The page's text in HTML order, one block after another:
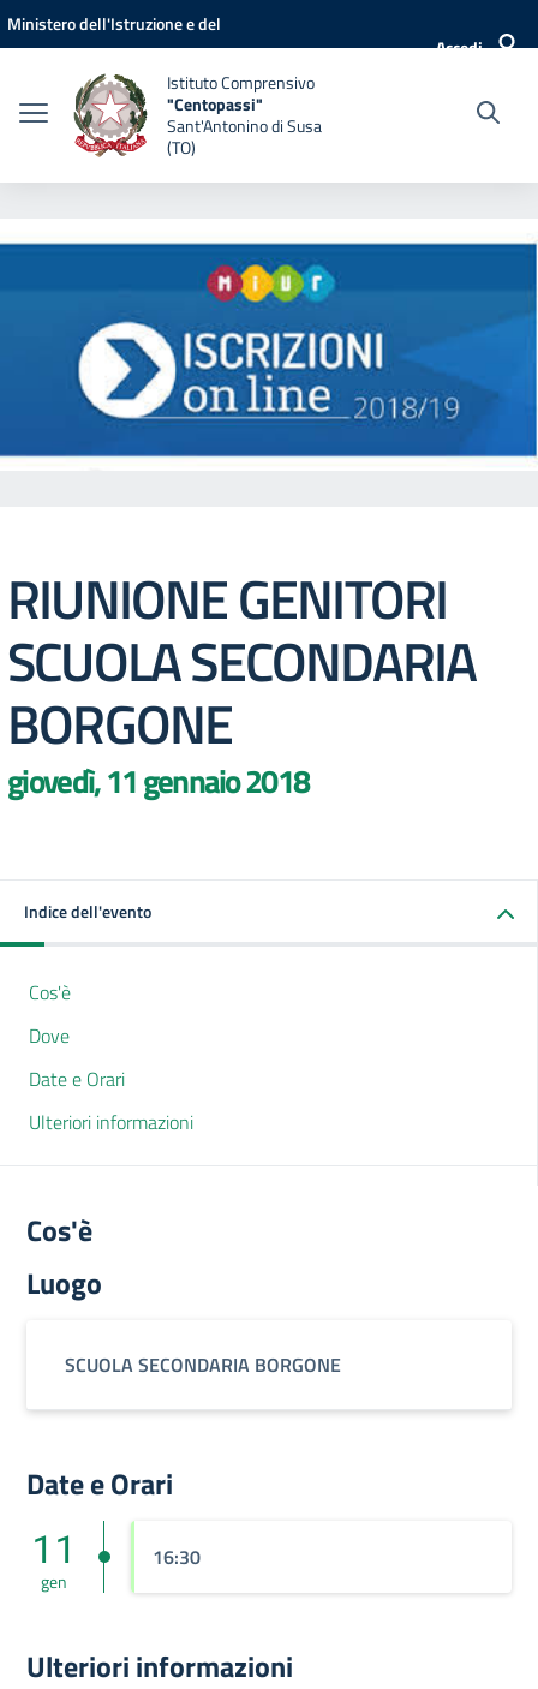
Vai ai contenuti
Vai al menu di navigazione
Vai al footer
Ministero dell'Istruzione e del
Accedi
Istituto Comprensivo
"Centopassi"
Sant'Antonino di Susa
(TO)
RIUNIONE GENITORI
SCUOLA SECONDARIA
BORGONE
giovedì, 11 gennaio 2018
Indice dell'evento
Cos'è
Dove
Date e Orari
Ulteriori informazioni
Cos'è
Luogo
SCUOLA SECONDARIA BORGONE
Date e Orari
11
gen
16:30
Ulteriori informazioni